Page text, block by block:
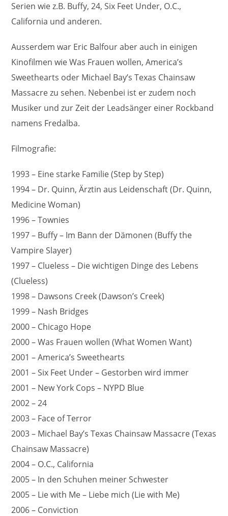
Serien wie z.B. Buffy, 24, Six Feet Under, O.C.,
California und anderen.
Ausserdem war Eric Balfour aber auch in einigen
Kinofilmen wie Was Frauen wollen, America’s
Sweethearts oder Michael Bay’s Texas Chainsaw
Massacre zu sehen. Nebenbei ist er zudem noch
Musiker und zur Zeit der Leadsänger einer Rockband
namens Fredalba.
Filmografie:
1993 – Eine starke Familie (Step by Step)
1994 – Dr. Quinn, Ärztin aus Leidenschaft (Dr. Quinn,
Medicine Woman)
1996 – Townies
1997 – Buffy – Im Bann der Dämonen (Buffy the
Vampire Slayer)
1997 – Clueless – Die wichtigen Dinge des Lebens
(Clueless)
1998 – Dawsons Creek (Dawson’s Creek)
1999 – Nash Bridges
2000 – Chicago Hope
2000 – Was Frauen wollen (What Women Want)
2001 – America’s Sweethearts
2001 – Six Feet Under – Gestorben wird immer
2001 – New York Cops – NYPD Blue
2002 – 24
2003 – Face of Terror
2003 – Michael Bay’s Texas Chainsaw Massacre (Texas
Chainsaw Massacre)
2004 – O.C., California
2005 – In den Schuhen meiner Schwester
2005 – Lie with Me – Liebe mich (Lie with Me)
2006 – Conviction